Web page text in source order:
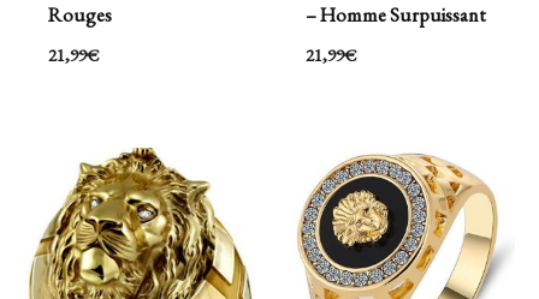
Rouges
21,99€
– Homme Surpuissant
21,99€